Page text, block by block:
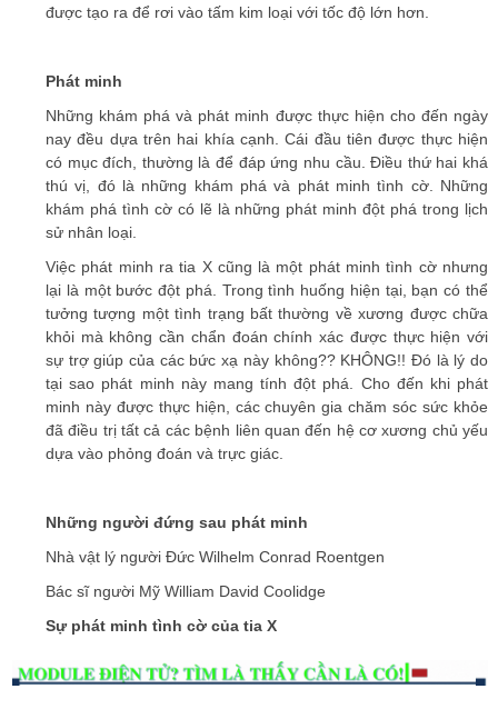
được tạo ra để rơi vào tấm kim loại với tốc độ lớn hơn.
Phát minh
Những khám phá và phát minh được thực hiện cho đến ngày
nay đều dựa trên hai khía cạnh. Cái đầu tiên được thực hiện
có mục đích, thường là để đáp ứng nhu cầu. Điều thứ hai khá
thú vị, đó là những khám phá và phát minh tình cờ. Những
khám phá tình cờ có lẽ là những phát minh đột phá trong lịch
sử nhân loại.
Việc phát minh ra tia X cũng là một phát minh tình cờ nhưng
lại là một bước đột phá. Trong tình huống hiện tại, bạn có thể
tưởng tượng một tình trạng bất thường về xương được chữa
khỏi mà không cần chẩn đoán chính xác được thực hiện với
sự trợ giúp của các bức xạ này không?? KHÔNG!! Đó là lý do
tại sao phát minh này mang tính đột phá. Cho đến khi phát
minh này được thực hiện, các chuyên gia chăm sóc sức khỏe
đã điều trị tất cả các bệnh liên quan đến hệ cơ xương chủ yếu
dựa vào phỏng đoán và trực giác.
Những người đứng sau phát minh
Nhà vật lý người Đức Wilhelm Conrad Roentgen
Bác sĩ người Mỹ William David Coolidge
Sự phát minh tình cờ của tia X